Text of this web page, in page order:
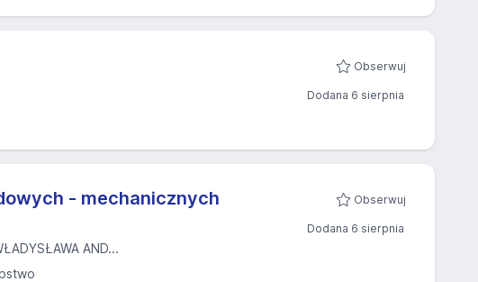
Obserwuj
Dodana 6 sierpnia
- mechanicznych
AND...
Obserwuj
Dodana 6 sierpnia